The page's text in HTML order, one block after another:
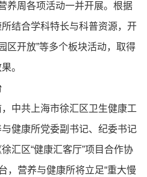
养周各项活动一并开展。根据
结合学科特长与科普资源，开
区开放”等多个板块活动，取得
。
共上海市徐汇区卫生健康工
健康所党委副书记、纪委书记
汇区“健康汇客厅”项目合作协
，营养与健康所将立足“重大慢